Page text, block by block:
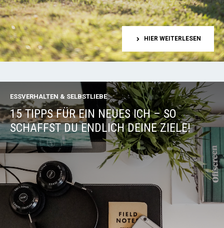
HIER WEITERLESEN
ESSVERHALTEN & SELBSTLIEBE
15 TIPPS FÜR EIN NEUES ICH – SO
SCHAFFST DU ENDLICH DEINE ZIELE!